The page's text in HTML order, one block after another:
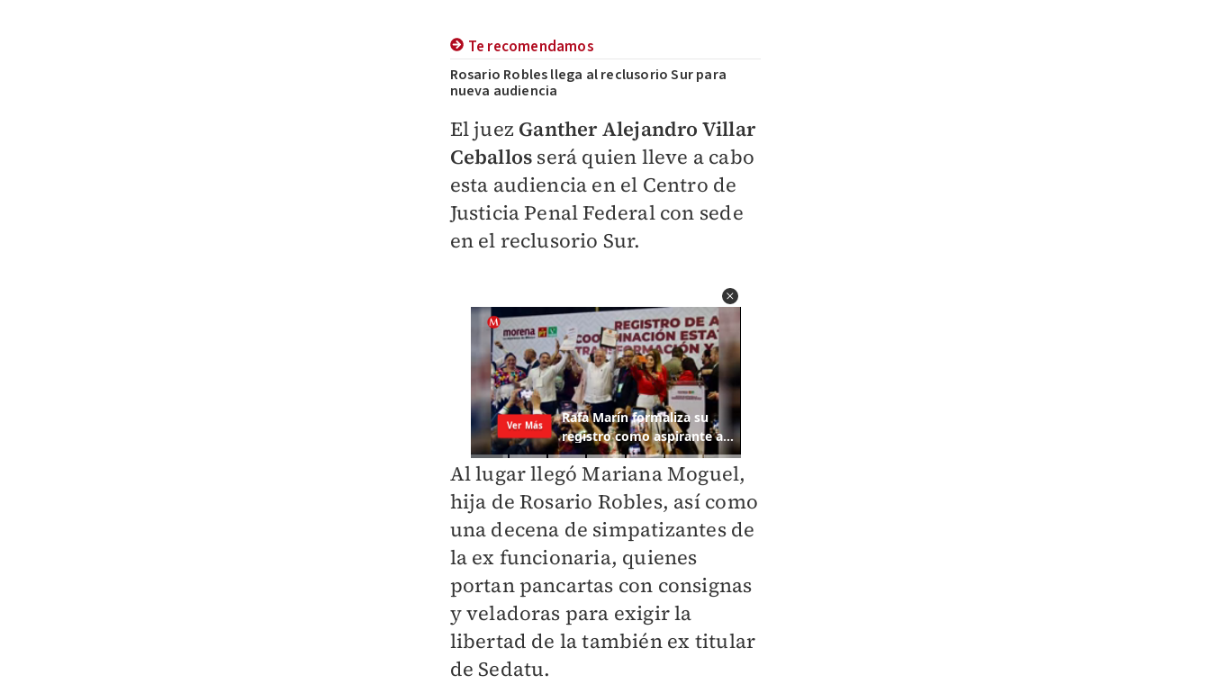
Te recomendamos
Rosario Robles llega al reclusorio Sur para
nueva audiencia
El juez Ganther Alejandro Villar
Ceballos será quien lleve a cabo
esta audiencia en el Centro de
Justicia Penal Federal con sede
en el reclusorio Sur.
Al lugar llegó Mariana Moguel,
hija de Rosario Robles, así como
una decena de simpatizantes de
la ex funcionaria, quienes
portan pancartas con consignas
y veladoras para exigir la
libertad de la también ex titular
de Sedatu.